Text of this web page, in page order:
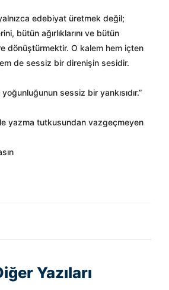
edebiyat üretmek değil;
bütün ağırlıklarını ve bütün
dönüştürmektir. O kalem hem içten
de sessiz bir direnişin sesidir.
sessiz bir yankısıdır.”
yazma tutkusundan vazgeçmeyen
Yazıları